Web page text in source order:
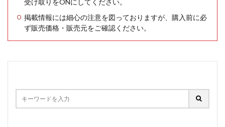
受け取りをONにしてください。
掲載情報には細心の注意を図っておりますが、購入前に必
ず販売価格・販売元をご確認ください。